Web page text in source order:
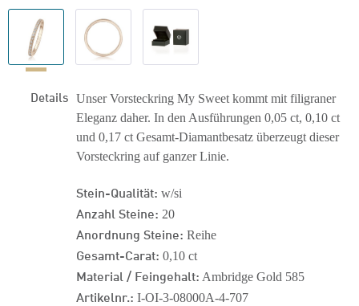
Details Unser Vorsteckring My Sweet kommt mit filigraner
Eleganz daher. In den Ausführungen 0,05 ct, 0,10 ct
und 0,17 ct Gesamt-Diamantbesatz überzeugt dieser
Vorsteckring auf ganzer Linie.
Stein-Qualität: w/si
Anzahl Steine: 20
Anordnung Steine: Reihe
Gesamt-Carat: 0,10 ct
Material / Feingehalt: Ambridge Gold 585
Artikelnr.: I-OI-3-08000A-4-707